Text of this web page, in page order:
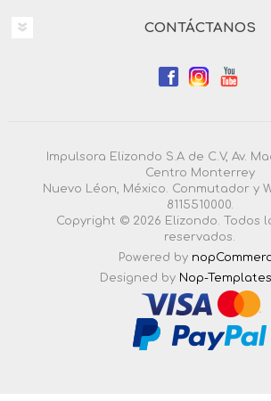
CONTÁCTANOS
Impulsora Elizondo S.A de C.V, Av.
Centro Monterrey
Nuevo Léon, México. Conmutador y
8115510000.
Copyright © 2026 Elizondo. Todos
reservados.
Powered by
Designed by Nop-